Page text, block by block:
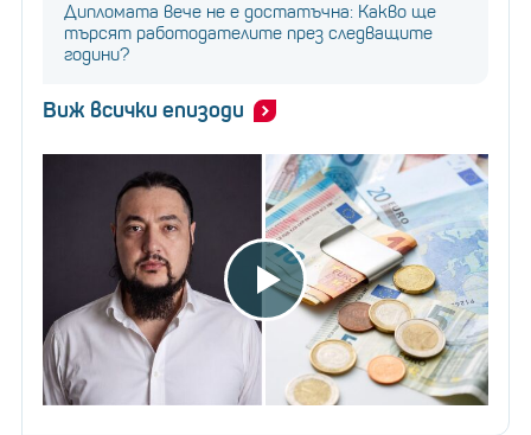
Дипломата вече не е достатъчна: Какво ще
търсят работодателите през следващите
години?
Виж всички епизоди